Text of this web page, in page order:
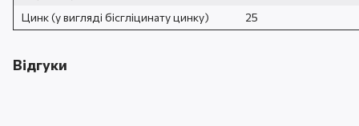
Цинк (у вигляді бісгліцинату цинку)
25
Відгуки